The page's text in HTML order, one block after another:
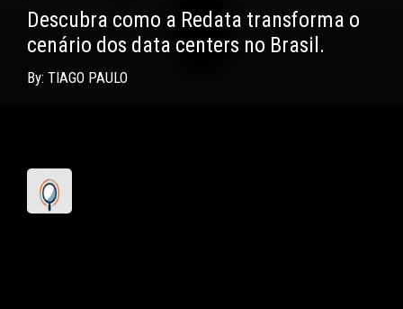
Descubra como a Redata transforma o
cenário dos data centers no Brasil.
By: TIAGO PAULO